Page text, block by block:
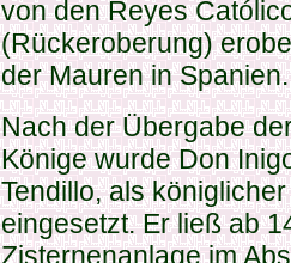
von den Reyes
(Rückeroberung)
der Mauren in Spanien.
Nach der Übergabe
Könige wurde Don
Tendillo, als
eingesetzt. Er ließ ab
Zisternenanlage im